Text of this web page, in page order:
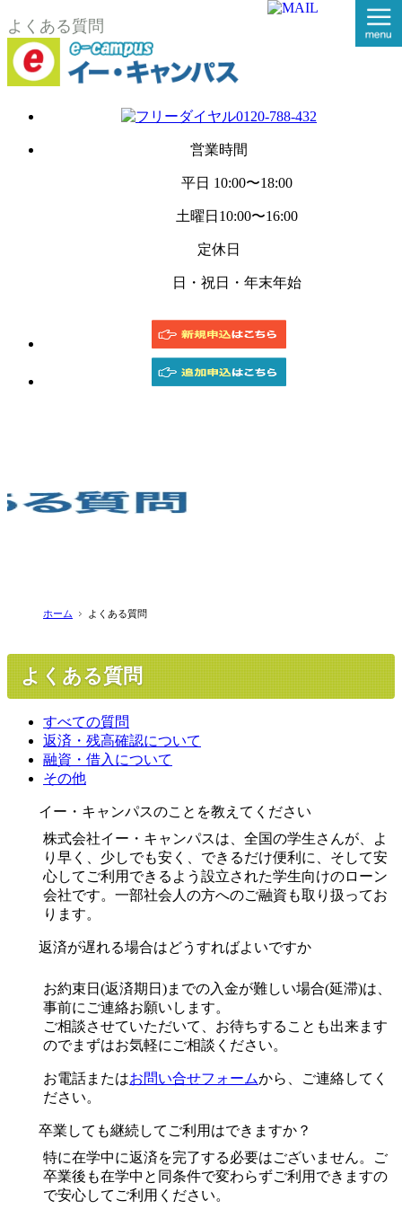
よくある質問
営業時間
平日 10:00〜18:00
土曜日 10:00〜16:00
定休日
日・祝日・年末年始
ホーム よくある質問
よくある質問
すべての質問
返済・残高確認について
融資・借入について
その他
イー・キャンパスのことを教えてください
株式会社イー・キャンパスは、全国の学生さんが、よ
り早く、少しでも安く、できるだけ便利に、そして安
心してご利用できるよう設立された学生向けのローン
会社です。一部社会人の方へのご融資も取り扱ってお
ります。
返済が遅れる場合はどうすればよいですか
お約束日(返済期日)までの入金が難しい場合(延滞)は、
事前にご連絡お願いします。
ご相談させていただいて、お待ちすることも出来ます
のでまずはお気軽にご相談ください。
お電話またはお問い合せフォームから、ご連絡してく
ださい。
卒業しても継続してご利用はできますか？
特に在学中に返済を完了する必要はございません。ご
卒業後も在学中と同条件で変わらずご利用できますの
で安心してご利用ください。